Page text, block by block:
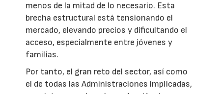
menos de la mitad de lo necesario. Esta
brecha estructural está tensionando el
mercado, elevando precios y dificultando el
acceso, especialmente entre jóvenes y
familias.
Por tanto, el gran reto del sector, así como
el de todas las Administraciones implicadas,